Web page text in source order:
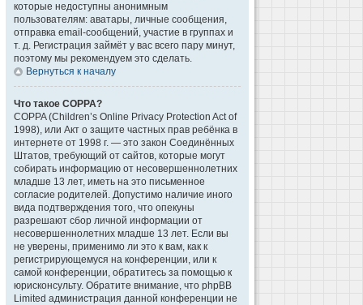
которые недоступны анонимным
пользователям: аватары, личные сообщения,
отправка email-сообщений, участие в группах и
т. д. Регистрация займёт у вас всего пару минут,
поэтому мы рекомендуем это сделать.
Вернуться к началу
Что такое COPPA?
COPPA (Children’s Online Privacy Protection Act of
1998), или Акт о защите частных прав ребёнка в
интернете от 1998 г. — это закон Соединённых
Штатов, требующий от сайтов, которые могут
собирать информацию от несовершеннолетних
младше 13 лет, иметь на это письменное
согласие родителей. Допустимо наличие иного
вида подтверждения того, что опекуны
разрешают сбор личной информации от
несовершеннолетних младше 13 лет. Если вы
не уверены, применимо ли это к вам, как к
регистрирующемуся на конференции, или к
самой конференции, обратитесь за помощью к
юрисконсульту. Обратите внимание, что phpBB
Limited администрация данной конференции не